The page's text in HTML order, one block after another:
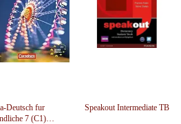
Deutsch fur
7 (C1)
Speakout Intermediate TB